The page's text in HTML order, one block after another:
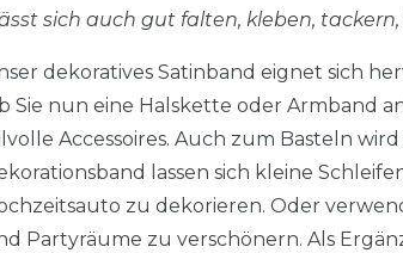
sich auch gut falten, kleben,
dekoratives Satinband eignet sich
Sie nun eine Halskette oder Armband
Accessoires. Auch zum Basteln
lassen sich kleine
zu dekorieren. Oder
Partyräume zu verschönern. Als